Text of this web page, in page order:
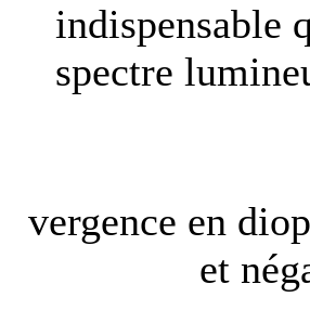
indispensable
spectre
vergence en
et